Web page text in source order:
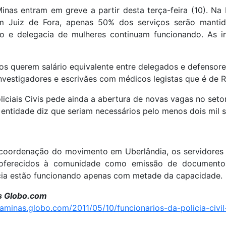
entram em greve a partir desta terça-feira (10). Na
Juiz de Fora, apenas 50% dos serviços serão
e delegacia de mulheres continuam funcionando. As
querem salário equivalente entre delegados e
e escrivães com médicos legistas que é de
Civis pede ainda a abertura de novas vagas no
diz que seriam necessários pelo menos dois mil
do movimento em Uberlândia, os
à comunidade como emissão de
estão funcionando apenas com metade da capacidade.
Globo.com
2011/05/10/funcionarios-da-policia-